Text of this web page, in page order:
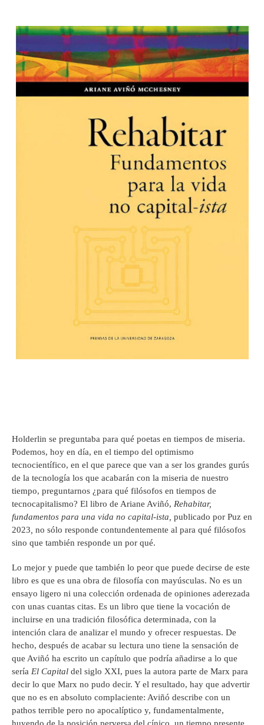
Holderlin se preguntaba para qué poetas en tiempos de miseria.
Podemos, hoy en día, en el tiempo del optimismo
tecnocientífico, en el que parece que van a ser los grandes gurús
de la tecnología los que acabarán con la miseria de nuestro
tiempo, preguntarnos ¿para qué filósofos en tiempos de
tecnocapitalismo? El libro de Ariane Aviñó, Rehabitar,
fundamentos para una vida no capital-ista, publicado por Puz en
2023, no sólo responde contundentemente al para qué filósofos
sino que también responde un por qué.
Lo mejor y puede que también lo peor que puede decirse de este
libro es que es una obra de filosofía con mayúsculas. No es un
ensayo ligero ni una colección ordenada de opiniones aderezada
con unas cuantas citas. Es un libro que tiene la vocación de
incluirse en una tradición filosófica determinada, con la
intención clara de analizar el mundo y ofrecer respuestas. De
hecho, después de acabar su lectura uno tiene la sensación de
que Aviñó ha escrito un capítulo que podría añadirse a lo que
sería El Capital del siglo XXI, pues la autora parte de Marx para
decir lo que Marx no pudo decir. Y el resultado, hay que advertir
que no es en absoluto complaciente: Aviñó describe con un
pathos terrible pero no apocalíptico y, fundamentalmente,